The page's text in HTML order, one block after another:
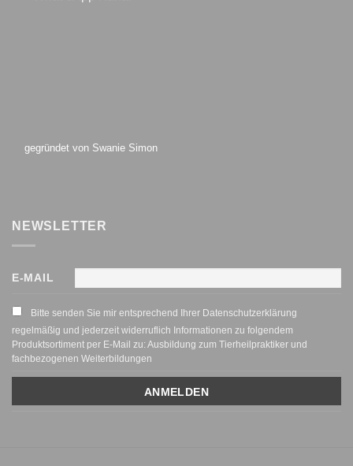
gegründet von Swanie Simon
NEWSLETTER
E-MAIL
Bitte senden Sie mir entsprechend Ihrer Datenschutzerklärung
regelmäßig und jederzeit widerruflich Informationen zu folgendem
Produktsortiment per E-Mail zu: Ausbildung zum Tierheilpraktiker und
fachbezogenen Weiterbildungen